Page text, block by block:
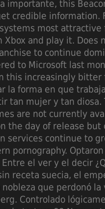
importante, this
credible information.
most
Xbox and play it. Does
to continue
to Microsoft last
this increasingly bitter
la forma en que
tan mujer y tan diosa.
are not currently
the day of release
services continue to
pornography.
el ver y el decir
receta suecia, el
que perdonó la
Controlado